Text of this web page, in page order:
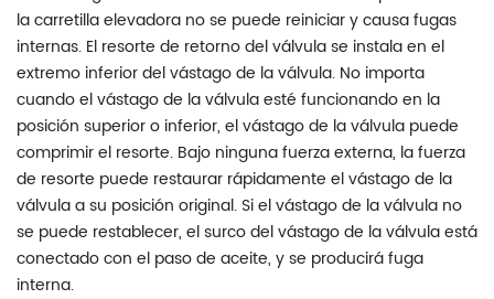
la carretilla elevadora no se puede reiniciar y causa fugas
internas. El resorte de retorno del válvula se instala en el
extremo inferior del vástago de la válvula. No importa
cuando el vástago de la válvula esté funcionando en la
posición superior o inferior, el vástago de la válvula puede
comprimir el resorte. Bajo ninguna fuerza externa, la fuerza
de resorte puede restaurar rápidamente el vástago de la
válvula a su posición original. Si el vástago de la válvula no
se puede restablecer, el surco del vástago de la válvula está
conectado con el paso de aceite, y se producirá fuga
interna.